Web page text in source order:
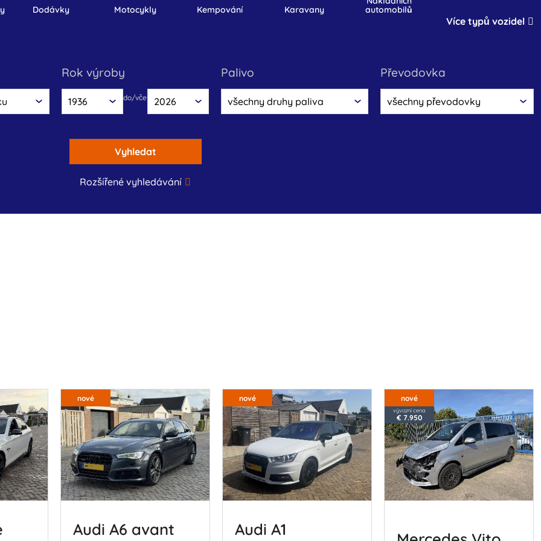
dodávky motocykly kempování karavany
automobilů
Více typů vozidel
rok výroby
do/včetnĕ
palivo převodovka
Vyhledat
Rozšířené vyhledávání
nové
Audi A6 avant
nové
Audi A1
nové
vývozní cena
€ 7.950